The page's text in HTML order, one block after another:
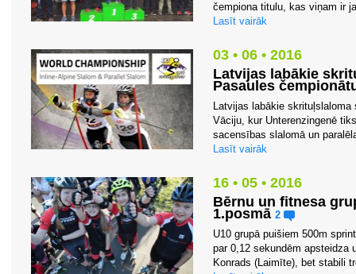
čempiona titulu, kas viņam ir
Lasīt vairāk
03 • 06 • 2016
Latvijas labākie
Pasaules
Latvijas labākie
Vāciju, kur Unterenzingenē
sacensības slalomā un
Lasīt vairāk
16 • 05 • 2016
Bērnu un fitnesa
1.posmā 2
U10 grupā puišiem 500m
par 0,12 sekundēm apsteidza
Konrads (Laimīte), bet stabili